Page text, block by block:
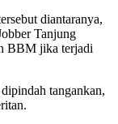
diantaranya,
Tanjung
BBM jika terjadi
tangankan,